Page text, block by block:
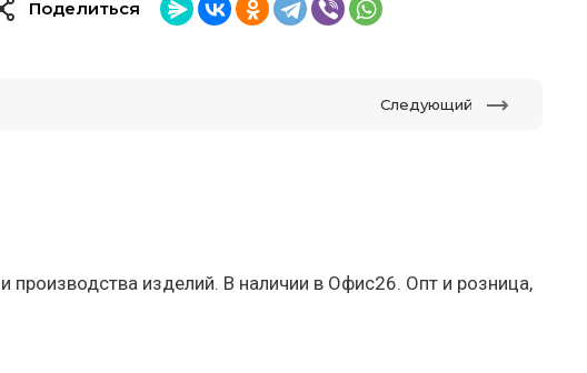
Поделиться
Следующий
изделий. В наличии в Офис26. Опт и розница,